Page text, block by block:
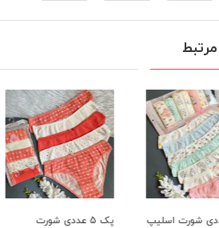
شورت اسلیپ
پک 5 عددی شورت